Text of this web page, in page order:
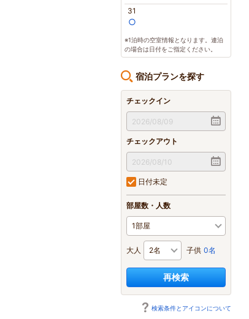
31
○
※1泊時の空室情報となります。連泊
の場合は日付をご指定ください。
宿泊プランを探す
チェックイン
チェックアウト
日付未定
部屋数・人数
大人 子供 0名
再検索
検索条件とアイコンについて
イベートプール＆テラスあり 定員1～8名